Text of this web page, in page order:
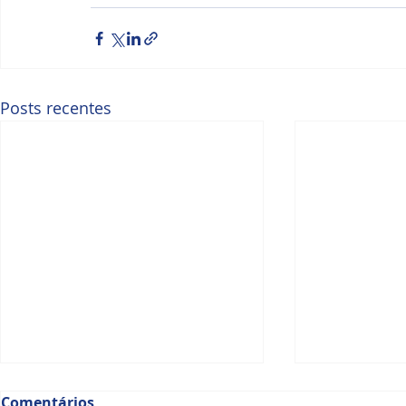
Posts recentes